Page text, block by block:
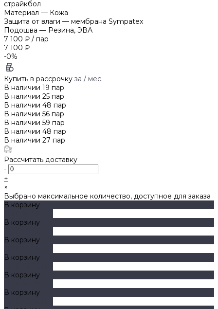
страйкбол
Материал — Кожа
Защита от влаги — мембрана Sympatex
Подошва — Резина, ЭВА
7 100 ₽ / пар
7 100 ₽
-0%
Купить в рассрочку за / мес.
В наличии 19 пар
В наличии 25 пар
В наличии 48 пар
В наличии 56 пар
В наличии 59 пар
В наличии 48 пар
В наличии 27 пар
Рассчитать доставку
-
+
×
Выбрано максимальное количество, доступное для заказа
В корзину
В корзину
В корзину
В корзину
В корзину
В корзину